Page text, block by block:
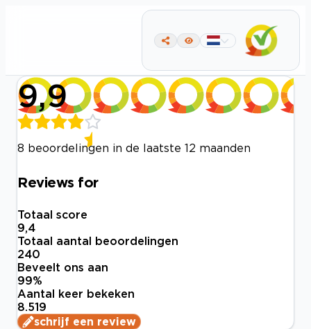
9,9
8 beoordelingen in de laatste 12 maanden
Reviews for
Totaal score
9,4
Totaal aantal beoordelingen
240
Beveelt ons aan
99%
Aantal keer bekeken
8.519
schrijf een review